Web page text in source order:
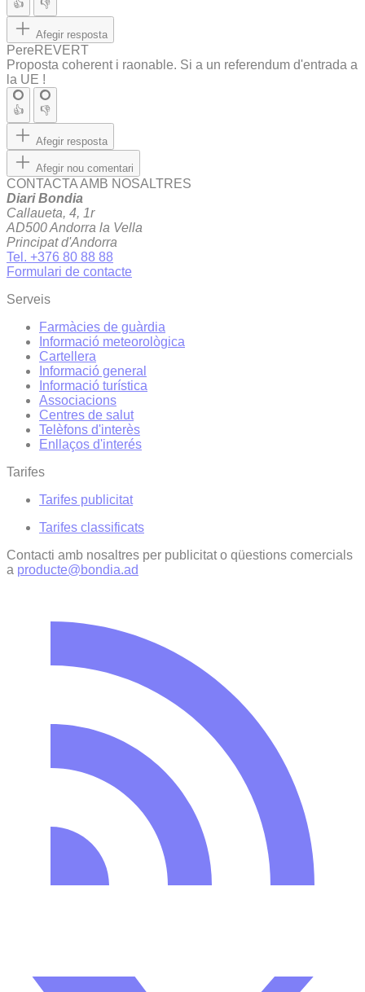
👍 👎
Afegir resposta
PereREVERT
Proposta coherent i raonable. Si a un referendum d'entrada a
la UE !
👍 👎
Afegir resposta
Afegir nou comentari
CONTACTA AMB NOSALTRES
Diari Bondia
Callaueta, 4, 1r
AD500 Andorra la Vella
Principat d'Andorra
Tel. +376 80 88 88
Formulari de contacte
Serveis
Farmàcies de guàrdia
Informació meteorològica
Cartellera
Informació general
Informació turística
Associacions
Centres de salut
Telèfons d'interès
Enllaços d'interés
Tarifes
Tarifes publicitat
Tarifes classificats
Contacti amb nosaltres per publicitat o qüestions comercials
a producte@bondia.ad